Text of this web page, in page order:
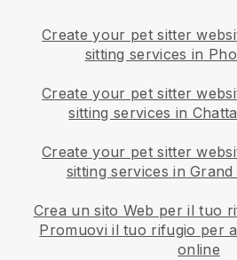
Create your pet sitter
sitting services in
Create your pet sitter
sitting services in
Create your pet sitter
sitting services in
Crea un sito Web per il tuo
Promuovi il tuo rifugio per
online